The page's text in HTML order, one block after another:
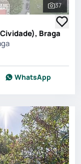
See all
37
Braga
WhatsApp